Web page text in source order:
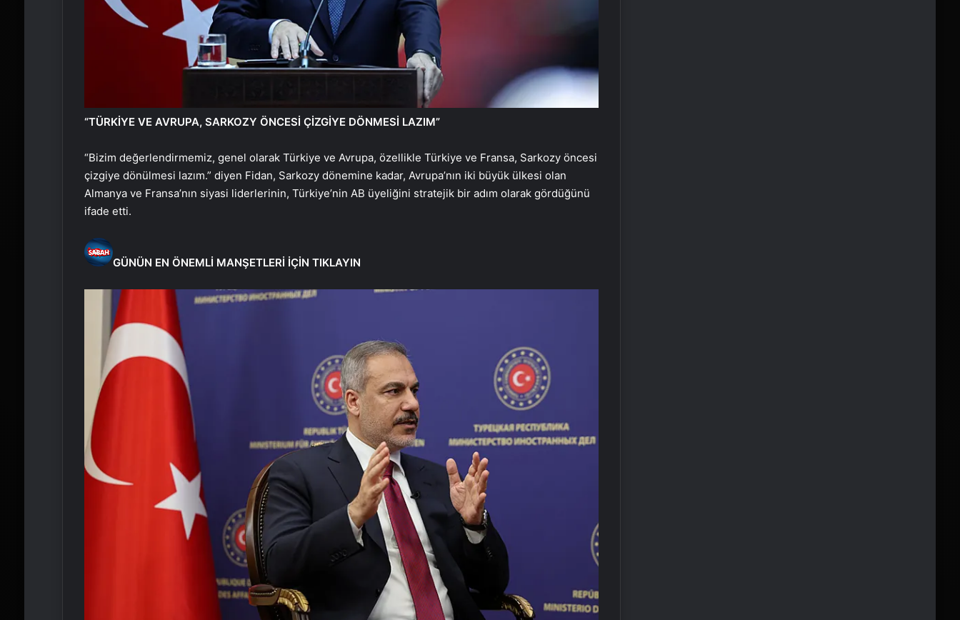
“TÜRKİYE VE AVRUPA, SARKOZY ÖNCESİ ÇİZGİYE DÖNMESİ LAZIM”
“Bizim değerlendirmemiz, genel olarak Türkiye ve Avrupa, özellikle Türkiye ve Fransa, Sarkozy öncesi
çizgiye dönülmesi lazım.” diyen Fidan, Sarkozy dönemine kadar, Avrupa’nın iki büyük ülkesi olan
Almanya ve Fransa’nın siyasi liderlerinin, Türkiye’nin AB üyeliğini stratejik bir adım olarak gördüğünü
ifade etti.
GÜNÜN EN ÖNEMLİ MANŞETLERİ İÇİN TIKLAYIN